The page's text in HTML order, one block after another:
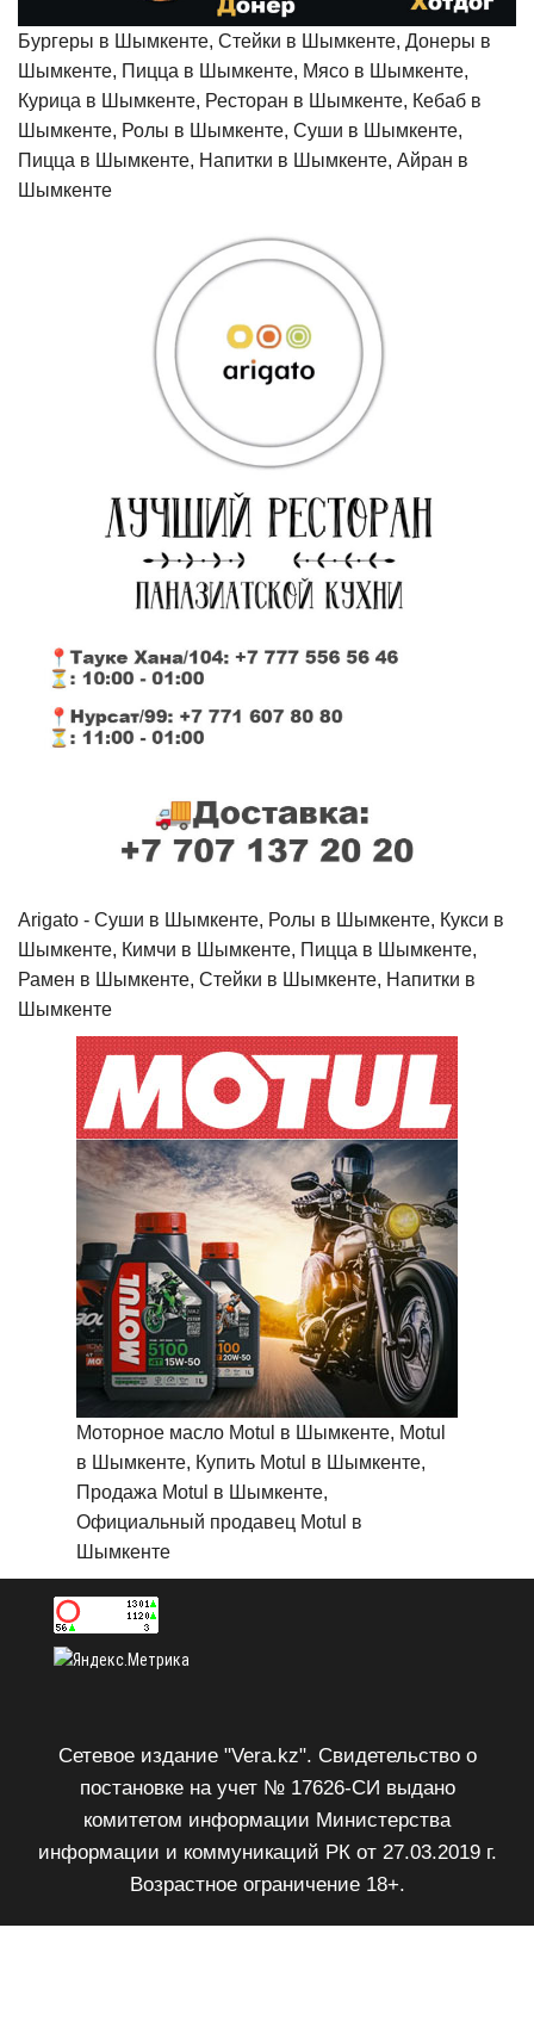
Бургеры в Шымкенте, Стейки в Шымкенте, Донеры в
Шымкенте, Пицца в Шымкенте, Мясо в Шымкенте,
Курица в Шымкенте, Ресторан в Шымкенте, Кебаб в
Шымкенте, Ролы в Шымкенте, Суши в Шымкенте,
Пицца в Шымкенте, Напитки в Шымкенте, Айран в
Шымкенте
Arigato - Cуши в Шымкенте, Ролы в Шымкенте, Кукси в
Шымкенте, Кимчи в Шымкенте, Пицца в Шымкенте,
Рамен в Шымкенте, Стейки в Шымкенте, Напитки в
Шымкенте
Моторное масло Motul в Шымкенте, Motul
в Шымкенте, Купить Motul в Шымкенте,
Продажа Motul в Шымкенте,
Официальный продавец Motul в
Шымкенте
Сетевое издание "Vera.kz". Свидетельство о
постановке на учет № 17626-СИ выдано
комитетом информации Министерства
информации и коммуникаций РК от 27.03.2019 г.
Возрастное ограничение 18+.